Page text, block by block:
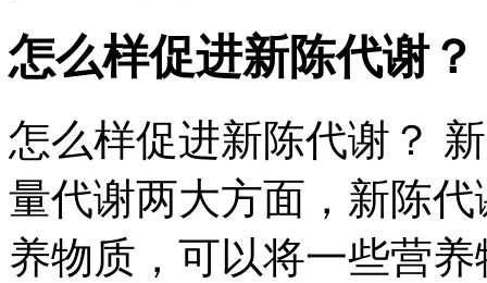
怎么样促进新陈代谢？
怎么样促进新陈代谢？
量代谢两大方面，新陈
养物质，可以将一些营